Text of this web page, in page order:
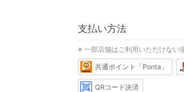
支払い方法
※ 一部店舗はご利用いただけない
共通ポイント「Ponta」
QRコード決済